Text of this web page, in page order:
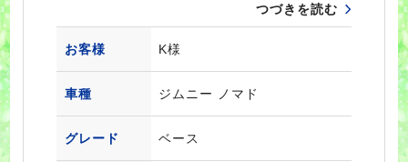
つづきを読む
お客様 K様
車種 ジムニー ノマド
グレード ベース